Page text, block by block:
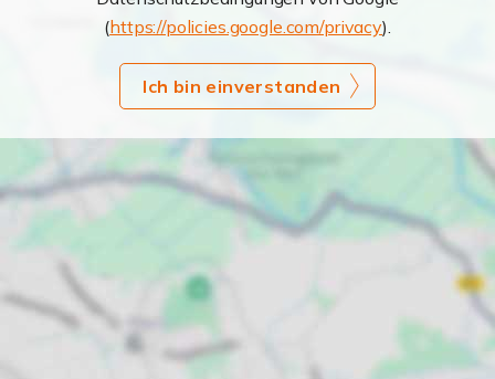
(https://policies.google.com/privacy).
Ich bin einverstanden